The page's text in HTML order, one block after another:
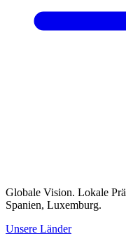
Globale Vision. Lokale
Spanien, Luxemburg.
Unsere Länder